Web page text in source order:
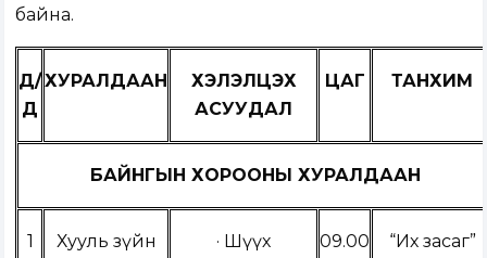
байна.
Д/
Д
ХУРАЛДААН
ХЭЛЭЛЦЭХ
АСУУДАЛ
ЦАГ ТАНХИМ
БАЙНГЫН ХОРООНЫ ХУРАЛДААН
1
Хууль зүйн
· Шүүх
09.00 “Их засаг”